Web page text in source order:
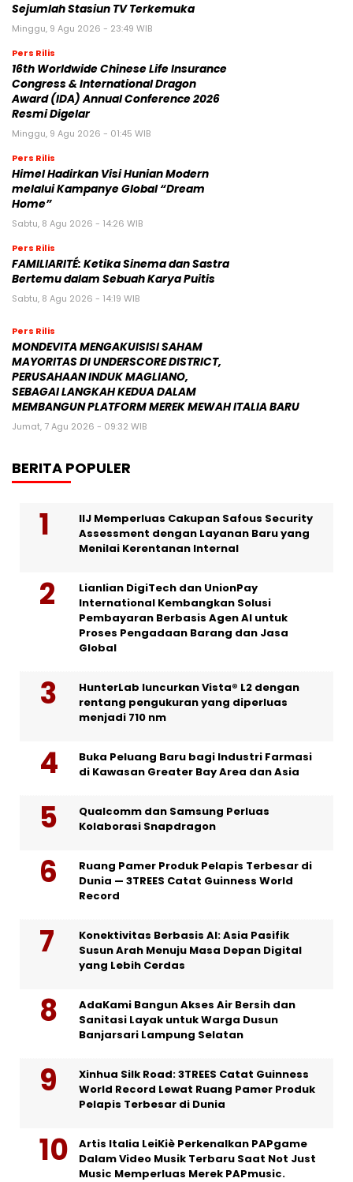
Sejumlah Stasiun TV Terkemuka
Minggu, 9 Agu 2026 - 23:49 WIB
Pers Rilis
16th Worldwide Chinese Life Insurance
Congress & International Dragon
Award (IDA) Annual Conference 2026
Resmi Digelar
Minggu, 9 Agu 2026 - 01:45 WIB
Pers Rilis
Himel Hadirkan Visi Hunian Modern
melalui Kampanye Global “Dream
Home”
Sabtu, 8 Agu 2026 - 14:26 WIB
Pers Rilis
FAMILIARITÉ: Ketika Sinema dan Sastra
Bertemu dalam Sebuah Karya Puitis
Sabtu, 8 Agu 2026 - 14:19 WIB
Pers Rilis
MONDEVITA MENGAKUISISI SAHAM
MAYORITAS DI UNDERSCORE DISTRICT,
PERUSAHAAN INDUK MAGLIANO,
SEBAGAI LANGKAH KEDUA DALAM
MEMBANGUN PLATFORM MEREK MEWAH ITALIA BARU
Jumat, 7 Agu 2026 - 09:32 WIB
BERITA POPULER
IIJ Memperluas Cakupan Safous Security
Assessment dengan Layanan Baru yang
Menilai Kerentanan Internal
Lianlian DigiTech dan UnionPay
International Kembangkan Solusi
Pembayaran Berbasis Agen AI untuk
Proses Pengadaan Barang dan Jasa
Global
HunterLab luncurkan Vista® L2 dengan
rentang pengukuran yang diperluas
menjadi 710 nm
Buka Peluang Baru bagi Industri Farmasi
di Kawasan Greater Bay Area dan Asia
Qualcomm dan Samsung Perluas
Kolaborasi Snapdragon
Ruang Pamer Produk Pelapis Terbesar di
Dunia — 3TREES Catat Guinness World
Record
Konektivitas Berbasis AI: Asia Pasifik
Susun Arah Menuju Masa Depan Digital
yang Lebih Cerdas
AdaKami Bangun Akses Air Bersih dan
Sanitasi Layak untuk Warga Dusun
Banjarsari Lampung Selatan
Xinhua Silk Road: 3TREES Catat Guinness
World Record Lewat Ruang Pamer Produk
Pelapis Terbesar di Dunia
Artis Italia LeiKiè Perkenalkan PAPgame
Dalam Video Musik Terbaru Saat Not Just
Music Memperluas Merek PAPmusic.